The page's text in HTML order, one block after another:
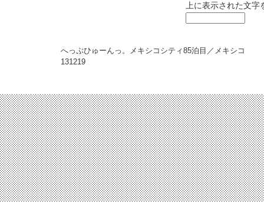
上に表示された文
へっぷひゅーんっ。メキシコシティ85泊目／メキシコ
131219